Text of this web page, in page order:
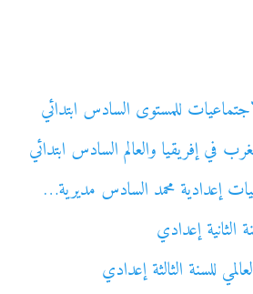
للمستوى السادس ابتدائي
في إفريقيا والعالم السادس ابتدائي
إعدادية محمد السادس مديرية…
إعدادي
للسنة الثالثة إعدادي